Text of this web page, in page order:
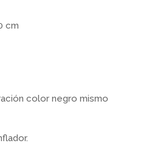
cm
color negro mismo